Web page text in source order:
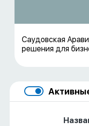
Саудовская
решения для